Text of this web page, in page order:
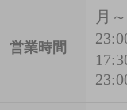
営業時間
月